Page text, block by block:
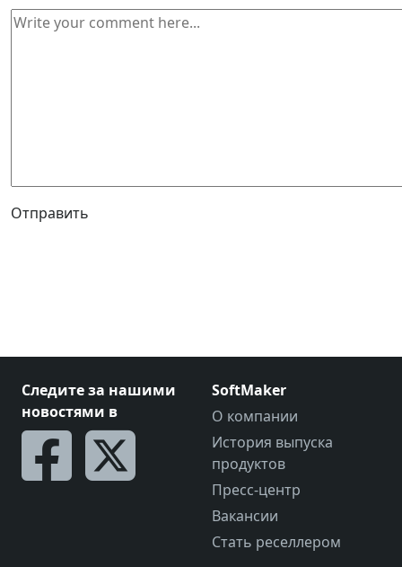
Отправить
Следите за нашими
новостями в
SoftMaker
О компании
История выпуска
продуктов
Пресс-центр
Вакансии
Стать реселлером